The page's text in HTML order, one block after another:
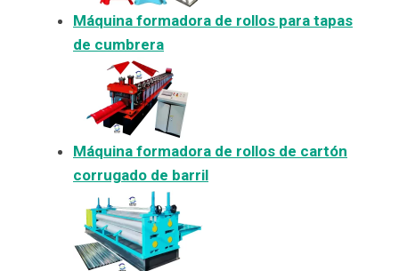
Máquina formadora de rollos para tapas
de cumbrera
Máquina formadora de rollos de cartón
corrugado de barril